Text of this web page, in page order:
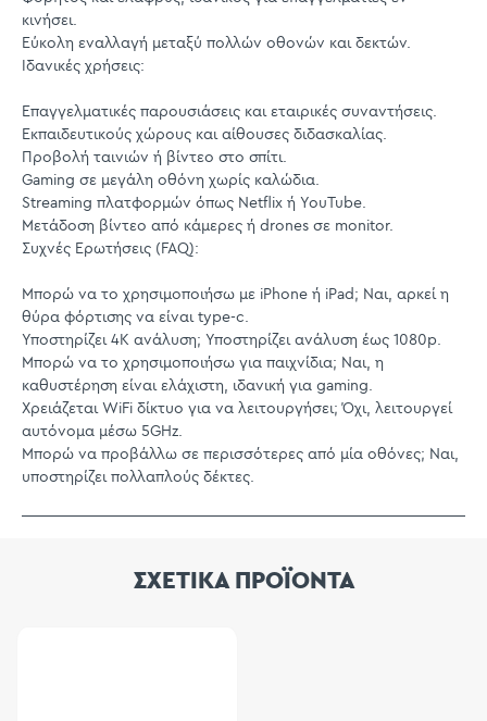
κινήσει.
Εύκολη εναλλαγή μεταξύ πολλών οθονών και δεκτών.
Ιδανικές χρήσεις:
Επαγγελματικές παρουσιάσεις και εταιρικές συναντήσεις.
Εκπαιδευτικούς χώρους και αίθουσες διδασκαλίας.
Προβολή ταινιών ή βίντεο στο σπίτι.
Gaming σε μεγάλη οθόνη χωρίς καλώδια.
Streaming πλατφορμών όπως Netflix ή YouTube.
Μετάδοση βίντεο από κάμερες ή drones σε monitor.
Συχνές Ερωτήσεις (FAQ):
Μπορώ να το χρησιμοποιήσω με iPhone ή iPad; Ναι, αρκεί η
θύρα φόρτισης να είναι type-c.
Υποστηρίζει 4K ανάλυση; Υποστηρίζει ανάλυση έως 1080p.
Μπορώ να το χρησιμοποιήσω για παιχνίδια; Ναι, η
καθυστέρηση είναι ελάχιστη, ιδανική για gaming.
Χρειάζεται WiFi δίκτυο για να λειτουργήσει; Όχι, λειτουργεί
αυτόνομα μέσω 5GHz.
Μπορώ να προβάλλω σε περισσότερες από μία οθόνες; Ναι,
υποστηρίζει πολλαπλούς δέκτες.
ΣΧΕΤΙΚΑ ΠΡΟΪΟΝΤΑ